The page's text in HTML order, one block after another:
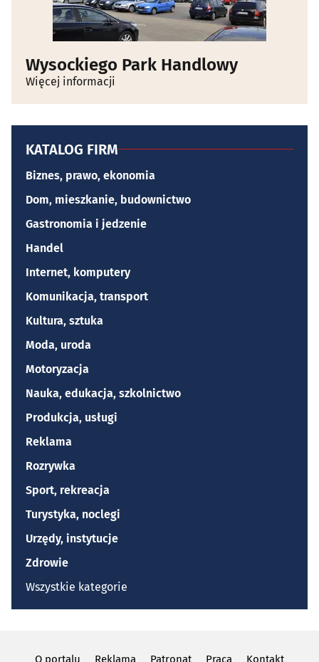
Wysockiego Park Handlowy
Więcej informacji
KATALOG FIRM
Biznes, prawo, ekonomia
Dom, mieszkanie, budownictwo
Gastronomia i jedzenie
Handel
Internet, komputery
Komunikacja, transport
Kultura, sztuka
Moda, uroda
Motoryzacja
Nauka, edukacja, szkolnictwo
Produkcja, usługi
Reklama
Rozrywka
Sport, rekreacja
Turystyka, noclegi
Urzędy, instytucje
Zdrowie
Wszystkie kategorie
O portalu Reklama Patronat Praca Kontakt